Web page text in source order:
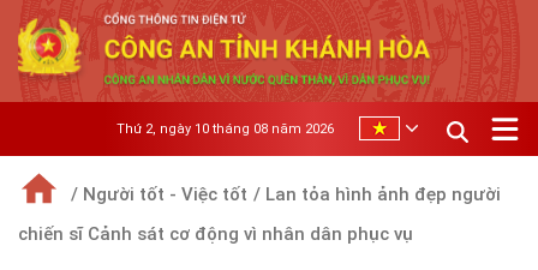
Thứ 2, ngày 10 tháng 08 năm 2026
/ Người tốt - Việc tốt / Lan tỏa hình ảnh đẹp người
chiến sĩ Cảnh sát cơ động vì nhân dân phục vụ